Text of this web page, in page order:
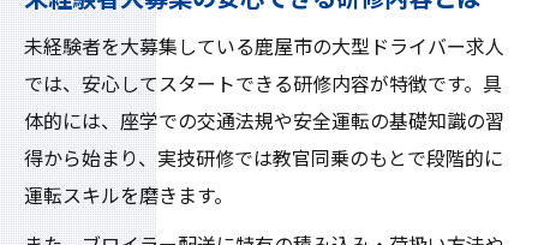
未経験者を大募集している鹿屋市の大型ドライバー求人
では、安心してスタートできる研修内容が特徴です。具
体的には、座学での交通法規や安全運転の基礎知識の習
得から始まり、実技研修では教官同乗のもとで段階的に
運転スキルを磨きます。